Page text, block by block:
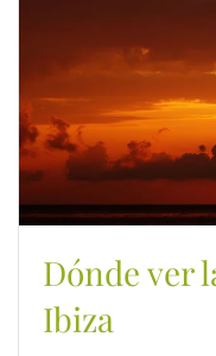
Dónde ver
Ibiza